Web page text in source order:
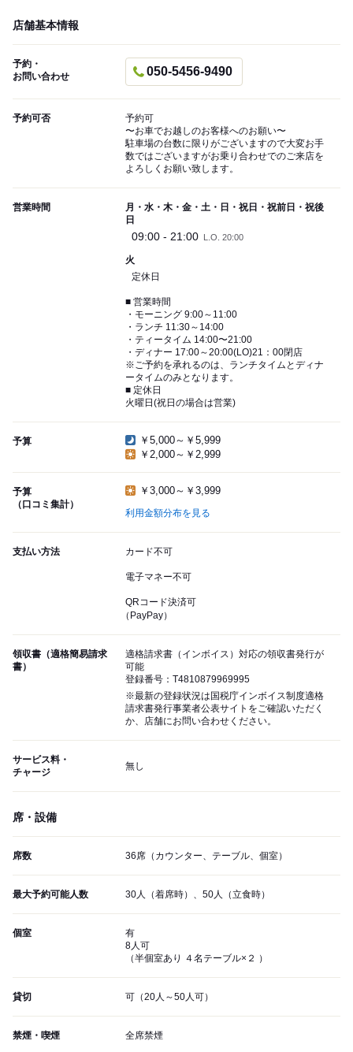
店舗基本情報
予約・
お問い合わせ
050-5456-9490
予約可否
予約可
〜お車でお越しのお客様へのお願い〜
駐車場の台数に限りがございますので大変お手
数ではございますがお乗り合わせでのご来店を
よろしくお願い致します。
営業時間
月・水・木・金・土・日・祝日・祝前日・祝後
日
09:00 - 21:00 L.O. 20:00
火
定休日
■ 営業時間
・モーニング 9:00～11:00
・ランチ 11:30～14:00
・ティータイム 14:00〜21:00
・ディナー 17:00～20:00(LO)21：00閉店
※ご予約を承れるのは、ランチタイムとディナ
ータイムのみとなります。
■ 定休日
火曜日(祝日の場合は営業)
予算
￥5,000～￥5,999
￥2,000～￥2,999
予算
（口コミ集計）
￥3,000～￥3,999
利用金額分布を見る
支払い方法 カード不可
電子マネー不可
QRコード決済可
（PayPay）
領収書（適格簡易請求
書）
適格請求書（インボイス）対応の領収書発行が
可能
登録番号：T4810879969995
※最新の登録状況は国税庁インボイス制度適格
請求書発行事業者公表サイトをご確認いただく
か、店舗にお問い合わせください。
サービス料・
チャージ
無し
席・設備
席数 36席（カウンター、テーブル、個室）
最大予約可能人数 30人（着席時）、50人（立食時）
個室
有
8人可
（半個室あり ４名テーブル×２ ）
貸切 可（20人～50人可）
禁煙・喫煙 全席禁煙